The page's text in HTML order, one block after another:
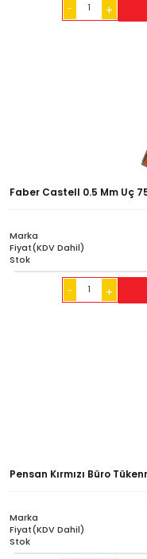
- +
Faber Castell 0.5 Mm Uç
Marka
Fiyat(KDV Dahil)
Stok
- +
Pensan Kırmızı Büro
Marka
Fiyat(KDV Dahil)
Stok